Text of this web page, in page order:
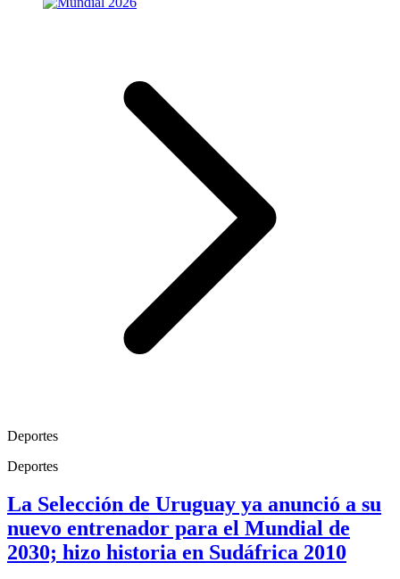
Deportes
Deportes
La Selección de Uruguay ya anunció a su
nuevo entrenador para el Mundial de
2030; hizo historia en Sudáfrica 2010